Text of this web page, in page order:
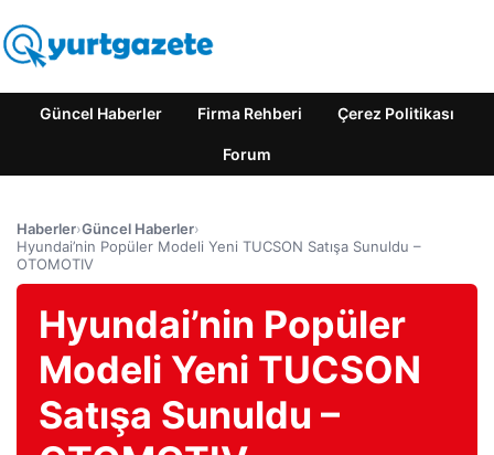
Güncel Haberler Firma Rehberi Çerez Politikası
Forum
Haberler›Güncel Haberler›
Hyundai’nin Popüler Modeli Yeni TUCSON Satışa Sunuldu –
OTOMOTIV
Hyundai’nin Popüler
Modeli Yeni TUCSON
Satışa Sunuldu –